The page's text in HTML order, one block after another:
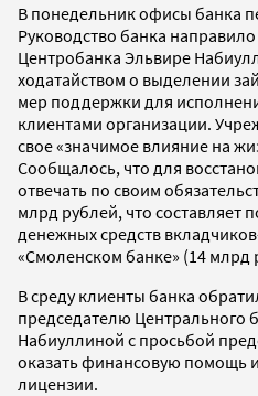
В понедельник офисы банка
Руководство банка
Центробанка Эльвире
ходатайством о выделении
мер поддержки для
клиентами организации.
свое «значимое влияние на
Сообщалось, что для
отвечать по своим
млрд рублей, что составляет
денежных средств
«Смоленском банке» (14 млрд
В среду клиенты банка
председателю Центрального
Набиуллиной с просьбой
оказать финансовую помощь
лицензии.